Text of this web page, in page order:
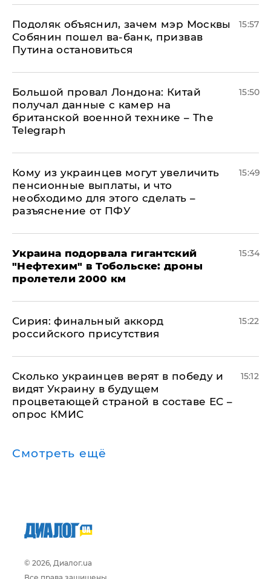
Подоляк объяснил, зачем мэр Москвы
Собянин пошел ва-банк, призвав
Путина остановиться
15:57
Большой провал Лондона: Китай
получал данные с камер на
британской военной технике – The
Telegraph
15:50
Кому из украинцев могут увеличить
пенсионные выплаты, и что
необходимо для этого сделать –
разъяснение от ПФУ
15:49
Украина подорвала гигантский
"Нефтехим" в Тобольске: дроны
пролетели 2000 км
15:34
​Сирия: финальный аккорд
российского присутствия
15:22
Сколько украинцев верят в победу и
видят Украину в будущем
процветающей страной в составе ЕС –
опрос КМИС
15:12
Смотреть ещё
© 2026, Диалог.ua